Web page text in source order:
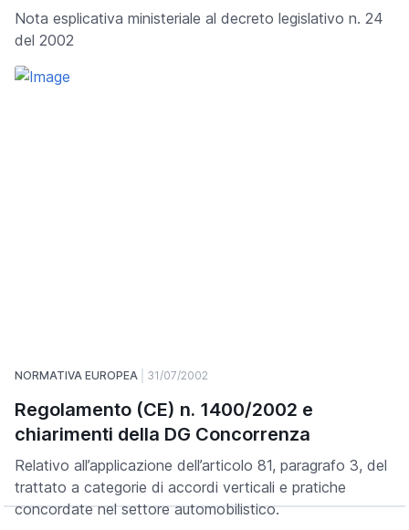
Nota esplicativa ministeriale al decreto legislativo n. 24
del 2002
NORMATIVA EUROPEA 31/07/2002
Regolamento (CE) n. 1400/2002 e
chiarimenti della DG Concorrenza
Relativo all’applicazione dell’articolo 81, paragrafo 3, del
trattato a categorie di accordi verticali e pratiche
concordate nel settore automobilistico.